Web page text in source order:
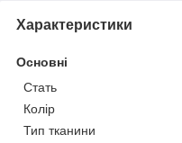
Характеристики
Основні
Стать
Колір
Тип тканини